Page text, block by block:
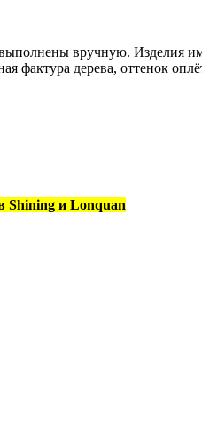
вручную. Изделия
фактура дерева, оттенок
Shining и Lonquan